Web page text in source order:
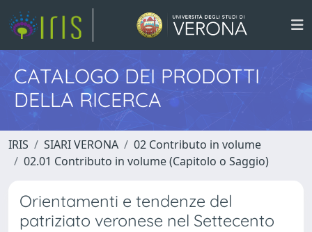
CATALOGO DEI PRODOTTI
DELLA RICERCA
IRIS SIARI VERONA
02 Contributo in volume
02.01 Contributo in volume (Capitolo o Saggio)
Orientamenti e tendenze del
patriziato veronese nel Settecento